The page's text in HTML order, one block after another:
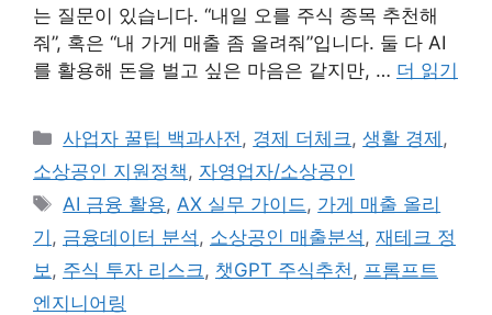
는 질문이 있습니다. “내일 오를 주식 종목 추천해
줘”, 혹은 “내 가게 매출 좀 올려줘”입니다. 둘 다 AI
를 활용해 돈을 벌고 싶은 마음은 같지만, … 더 읽기
카
테
고
리
사업자 꿀팁 백과사전 , 경제 더체크 ,생활 경제 ,
소상공인 지원정책 , 자영업자/소상공인
태
그
AI 금융 활용, AX 실무 가이드 , 가게 매출 올리
기 , 금융데이터 분석 , 소상공인 매출분석 , 재테크 정
보 , 주식 투자 리스크 , 챗GPT 주식추천 , 프롬프트
엔지니어링